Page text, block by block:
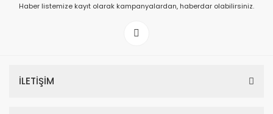
199,00 TL
Haber listemize kayıt olarak kampanyalardan, haberdar olabilirsiniz.
İLETİŞİM